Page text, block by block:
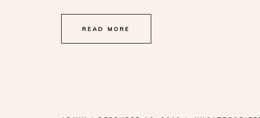
READ MORE